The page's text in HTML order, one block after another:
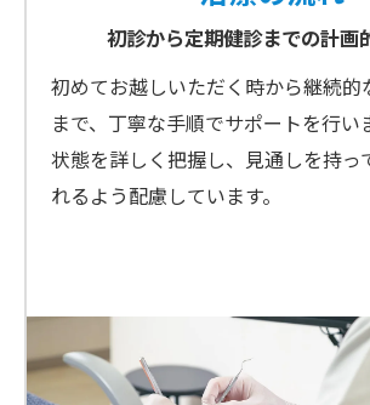
初診から定期健診までの計画
初めてお越しいただく時から継続的
まで、丁寧な手順でサポートを行い
状態を詳しく把握し、見通しを持っ
れるよう配慮しています。